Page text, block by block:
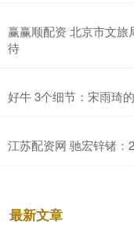
赢赢顺配资 北京市文
待
好牛 3个细节：宋雨琦
江苏配资网 驰宏锌锗：
最新文章